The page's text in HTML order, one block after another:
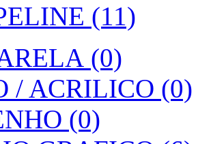
(11)
(0)
/ ACRILICO (0)
(0)